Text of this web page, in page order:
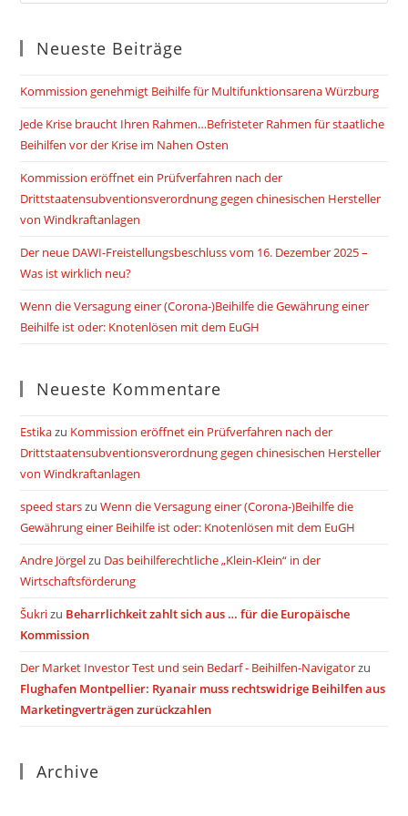
Neueste Beiträge
Kommission genehmigt Beihilfe für Multifunktionsarena Würzburg
Jede Krise braucht Ihren Rahmen…Befristeter Rahmen für staatliche
Beihilfen vor der Krise im Nahen Osten
Kommission eröffnet ein Prüfverfahren nach der
Drittstaatensubventionsverordnung gegen chinesischen Hersteller
von Windkraftanlagen
Der neue DAWI-Freistellungsbeschluss vom 16. Dezember 2025 –
Was ist wirklich neu?
Wenn die Versagung einer (Corona-)Beihilfe die Gewährung einer
Beihilfe ist oder: Knotenlösen mit dem EuGH
Neueste Kommentare
Estikazu Kommission eröffnet ein Prüfverfahren nach der
Drittstaatensubventionsverordnung gegen chinesischen Hersteller
von Windkraftanlagen
speed starszuWenn die Versagung einer (Corona-)Beihilfe die
Gewährung einer Beihilfe ist oder: Knotenlösen mit dem EuGH
Andre Jörgelzu Das beihilferechtliche „Klein-Klein“ in der
Wirtschaftsförderung
Šukrizu Beharrlichkeit zahlt sich aus … für die Europäische
Kommission
Der Market Investor Test und sein Bedarf - Beihilfen-Navigatorzu
Flughafen Montpellier: Ryanair muss rechtswidrige Beihilfen aus
Marketingverträgen zurückzahlen
Archive